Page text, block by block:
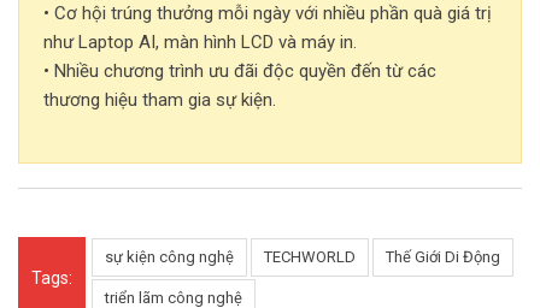
• Cơ hội trúng thưởng mỗi ngày với nhiều phần quà giá trị
như Laptop AI, màn hình LCD và máy in.
• Nhiều chương trình ưu đãi độc quyền đến từ các
thương hiệu tham gia sự kiện.
Tags:
sự kiện công nghệ TECHWORLD Thế Giới Di Động
triển lãm công nghệ